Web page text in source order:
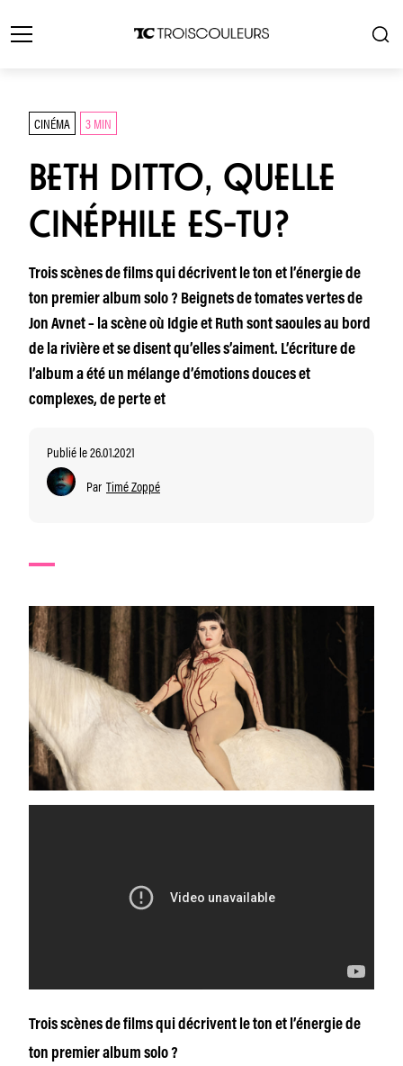
CINÉMA 3 MIN
BETH DITTO, QUELLE
CINÉPHILE ES-TU?
Trois scènes de films qui décrivent le ton et l’énergie de
ton premier album solo ? Beignets de tomates vertes de
Jon Avnet – la scène où Idgie et Ruth sont saoules au bord
de la rivière et se disent qu’elles s’aiment. L’écriture de
l’album a été un mélange d’émotions douces et
complexes, de perte et
Publié le 26.01.2021
Par Timé Zoppé
Trois scènes de films qui décrivent le ton et l’énergie de
ton premier album solo ?